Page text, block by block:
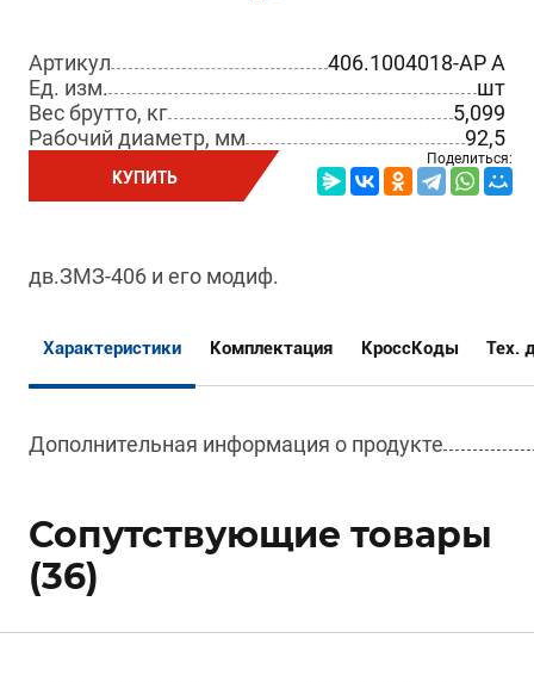
Артикул
406.1004018-АР А
Ед. изм.
шт
Вес брутто, кг
5,099
Рабочий диаметр, мм
92,5
КУПИТЬ
Поделиться:
дв.ЗМЗ-406 и его модиф.
Характеристики Комплектация КроссКоды Тех.
Дополнительная информация о продукте
Сопутствующие товары
(36)